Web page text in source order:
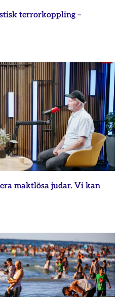
terrorkoppling –
maktlösa judar. Vi kan